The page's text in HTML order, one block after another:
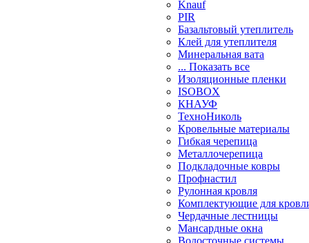
Knauf
PIR
Базальтовый утеплитель
Клей для утеплителя
Минеральная вата
... Показать все
Изоляционные пленки
ISOBOX
КНАУФ
ТехноНиколь
Кровельные материалы
Гибкая черепица
Металлочерепица
Подкладочные ковры
Профнастил
Рулонная кровля
Комплектующие для
Чердачные лестницы
Мансардные окна
Водосточные системы